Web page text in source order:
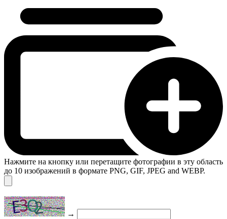
Нажмите на кнопку или перетащите фотографии в эту область
до 10 изображений в формате PNG, GIF, JPEG and WEBP.
→